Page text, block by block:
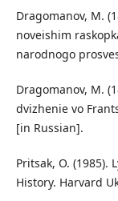
Dragomanov, M.
noveishim
narodnogo
Dragomanov, M.
dvizhenie vo
[in Russian].
Pritsak, O. (1985).
History. Harvard